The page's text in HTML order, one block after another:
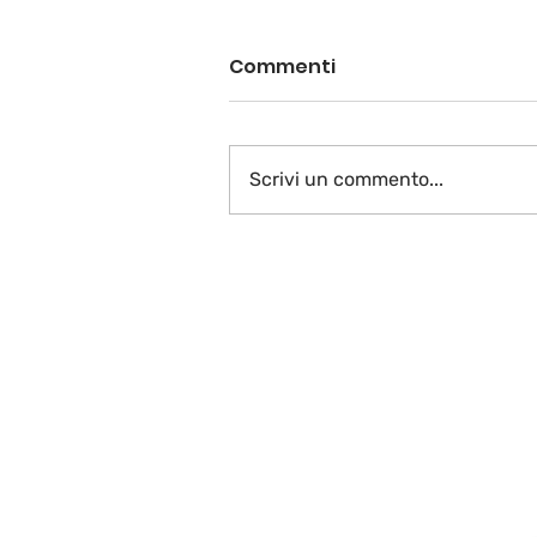
Commenti
Scrivi un commento...